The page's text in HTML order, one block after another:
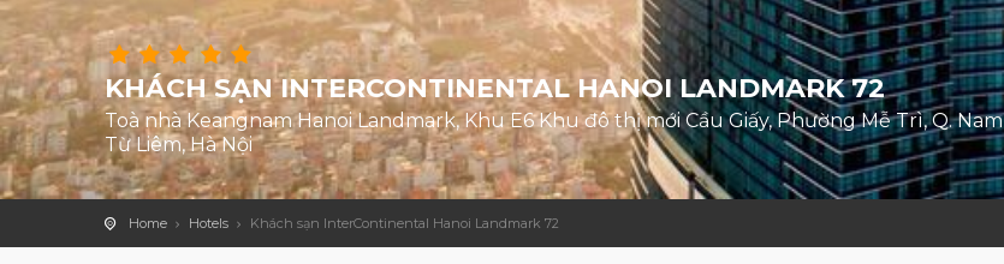
KHÁCH SẠN INTERCONTINENTAL HANOI LANDMARK 72
Toà nhà Keangnam Hanoi Landmark, Khu E6 Khu đô thị mới Cầu Giấy, Phường Mễ Trì, Q. Nam
Từ Liêm, Hà Nội
Home Hotels Khách sạn InterContinental Hanoi Landmark 72